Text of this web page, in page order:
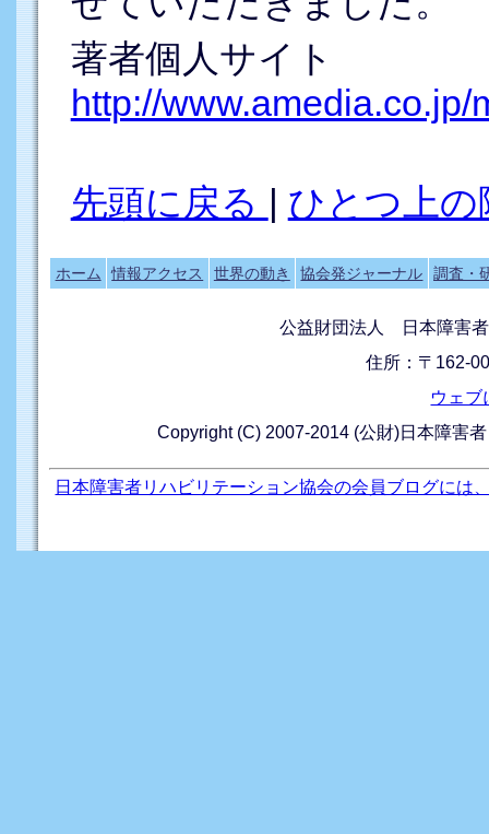
著者個人サイト
http://www.amedia.co.jp/
先頭に戻る | ひとつ上の
ホーム 情報アクセス 世界の動き 協会発ジャーナル 調査・
公益財団法人 日本障害
住所：〒162-
ウェブ
Copyright (C) 2007-2014 (公財)日本障害
日本障害者リハビリテーション協会の会員ブログには